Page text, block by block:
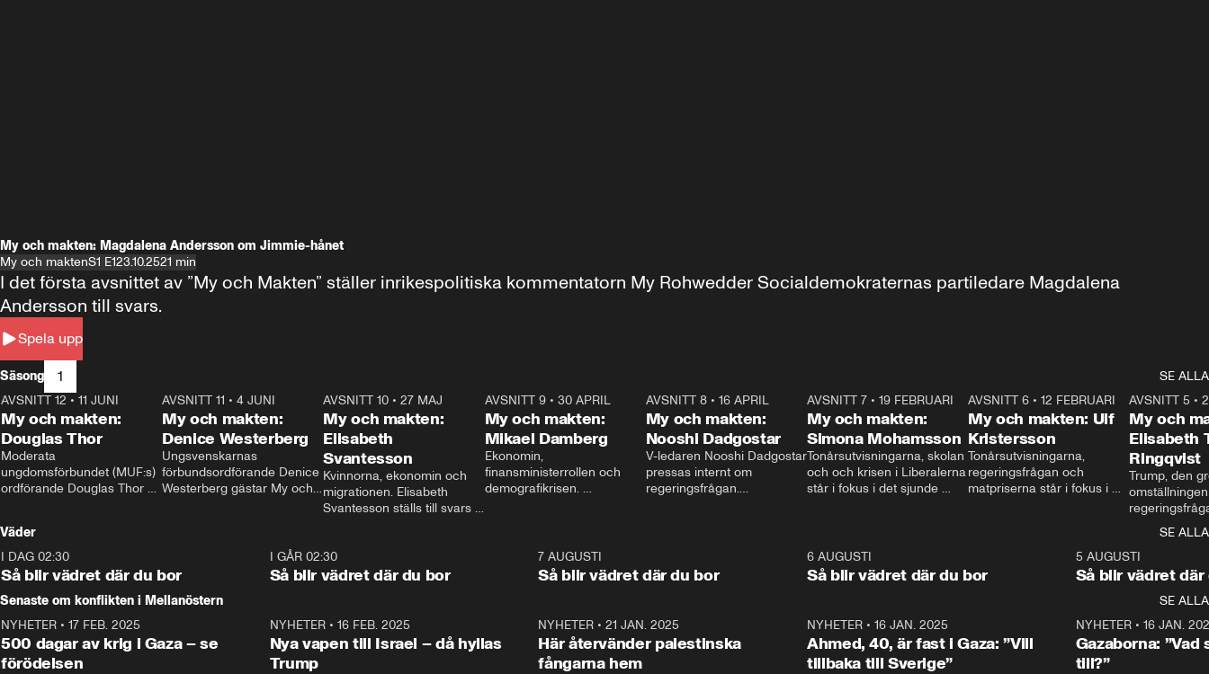
My och makten: Magdalena Andersson om Jimmie-hånet
My och maktenS1 E123.10.2521 min
Spela upp
I det första avsnittet av ”My och Makten” ställer inrikespolitiska kommentatorn My Rohwedder Socialdemokraternas partiledare Magdalena
Andersson till svars.
Säsong 1
SE ALLA
26:27
AVSNITT 12 • 11 JUNI
My och makten:
Douglas Thor
Moderata
ungdomsförbundet (MUF:s)
ordförande Douglas Thor
tonårsutvisningarna och hur
Moderaterna ska locka
väljare till valet i höst.
23:40
AVSNITT 11 •4 JUNI
My och makten:
Denice Westerberg
Ungsvenskarnas
förbundsordförande Denice
Westerberg gästar My och
AVSNITT 10 •27 MAJ
My och makten:
Elisabeth
Svantesson
Kvinnorna, ekonomin och
migrationen. Elisabeth
Svantesson ställs till svars
AVSNITT 9• 30 APRIL
My och makten:
Mikael Damberg
Ekonomin,
finansministerrollen och
demografikrisen.
och Makten.
AVSNITT 8• 16 APRIL
My och makten:
Nooshi Dadgostar
V-ledaren Nooshi Dadgostar
pressas internt om
regeringsfrågan.
– Vi ställer upp i val. Ska vi
vara med så sitter vi förstås
24:30
AVSNITT 7• 19 FEBRUARI
My och makten:
Simona Mohamsson
Tonårsutvisningarna, skolan
och och krisen i Liberalerna
står i fokus i det sjunde
kommentator My
Rohwedder ställer
utbildnings- och
Mohamsson till svars.
27:30
AVSNITT 6 •12 FEBRUARI
My och makten: Ulf
Kristersson
Tonårsutvisningarna,
regeringsfrågan och
matpriserna står i fokus i
Rohwedder ställer
statsminister Ulf Kristersson
AVSNITT 5 •
My och
Elisabeth
Ringqvist
Trump, den
centrum i
avsnittet av
Makten”. Se
Aftonbladets
Rohwedder
Thand Ring
Väder
SE ALLA
I DAG 02:30
Så blir vädret där du bor
1:06
I GÅR 02:30
Så blir vädret där du bor
7 AUGUSTI
Så blir vädret där du bor
6 AUGUSTI
Så blir vädret där du bor
5 AUGUSTI
Så blir vädret där
Senaste om konflikten i Mellanöstern
SE ALLA
NYHETER • 17 FEB. 2025
500 dagar av krig i Gaza – se
förödelsen
NYHETER• 16 FEB. 2025
Nya vapen till Israel – då hyllas
Trump
NYHETER •21 JAN. 2025
Här återvänder palestinska
fångarna hem
NYHETER• 16 JAN. 2025
Ahmed, 40, är fast i Gaza: ”Vill
tillbaka till Sverige”
NYHETER• 16 JAN.
Gazaborna:
till?”